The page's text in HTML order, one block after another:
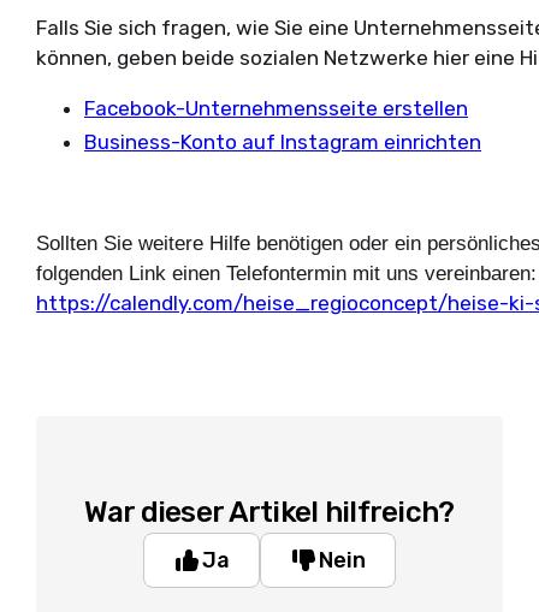
Falls Sie sich fragen, wie Sie eine
können, geben beide sozialen Netzwerke hier eine
Facebook-Unternehmensseite erstellen
Business-Konto auf Instagram einrichten
Sollten Sie weitere Hilfe benötigen oder ein
folgenden Link einen Telefontermin mit uns vereinbaren:
https://calendly.com/heise_regioconcept/heise-ki-
War dieser Artikel hilfreich?
Ja Nein